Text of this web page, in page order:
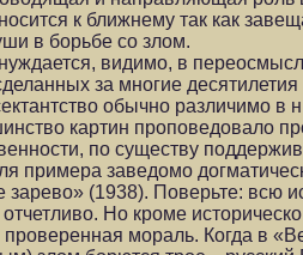
к ближнему так как
в борьбе со злом.
видимо, в
за многие
обычно различимо
картин проповедовало
по существу
примера заведомо
зарево» (1938). Поверьте: всю
Но кроме
проверенная мораль. Когда в